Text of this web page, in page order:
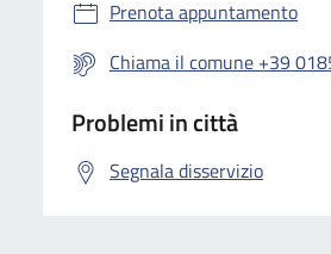
Prenota appuntamento
Chiama il comune +39
Problemi in città
Segnala disservizio